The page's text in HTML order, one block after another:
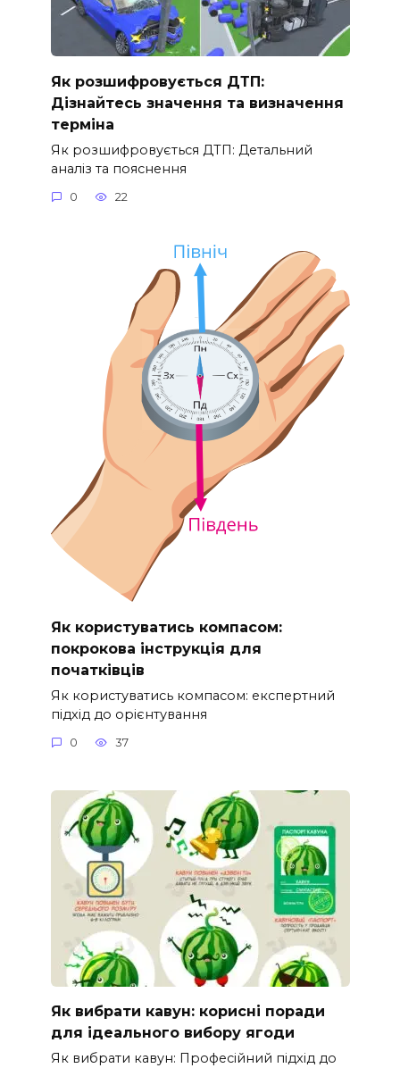
Як розшифровується ДТП:
Дізнайтесь значення та визначення
терміна
Як розшифровується ДТП: Детальний
аналіз та пояснення
0 22
Як користуватись компасом:
покрокова інструкція для
початківців
Як користуватись компасом: експертний
підхід до орієнтування
0 37
Як вибрати кавун: корисні поради
для ідеального вибору ягоди
Як вибрати кавун: Професійний підхід до